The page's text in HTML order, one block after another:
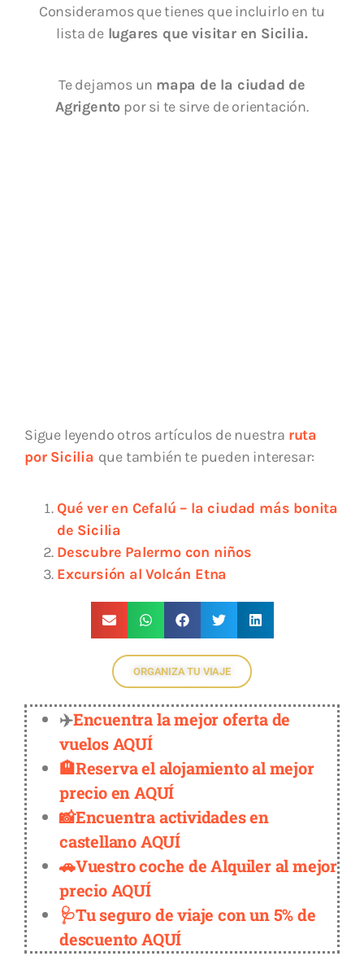
Consideramos que tienes que incluirlo en tu
lista delugares que visitar en Sicilia.
Te dejamos un mapa de la ciudad de
Agrigento por si te sirve de orientación.
Sigue leyendo otros artículos de nuestra ruta
por Sicilia que también te pueden interesar:
Qué ver en Cefalú – la ciudad más bonita
de Sicilia
Descubre Palermo con niños
Excursión al Volcán Etna
ORGANIZA TU VIAJE
✈️Encuentra la mejor oferta de
vuelos AQUÍ
🏨Reserva el alojamiento al mejor
precio en AQUÍ
📸Encuentra actividades en
castellano AQUÍ
🚗Vuestro coche de Alquiler al mejor
precio AQUÍ
🩺Tu seguro de viaje con un 5% de
descuento AQUÍ